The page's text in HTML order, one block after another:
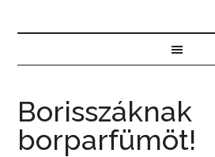
Borisszáknak
borparfümöt!